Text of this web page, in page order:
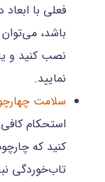
فعلی با
باشد،
نصب کنید و
نمایید.
سلامت
استحکام
کنید که
تاب‌خوردگی